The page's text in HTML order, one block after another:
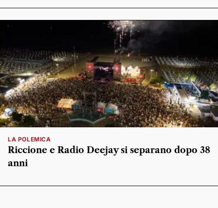
LA POLEMICA
Riccione e Radio Deejay si separano dopo 38
anni